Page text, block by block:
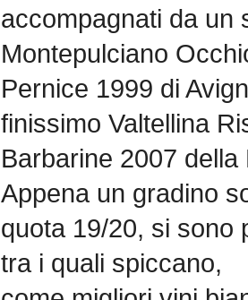
accompagnati da un
Montepulciano
Pernice 1999 di
finissimo Valtellina
Barbarine 2007
Appena un gradino
quota 19/20, si sono
tra i quali spiccano,